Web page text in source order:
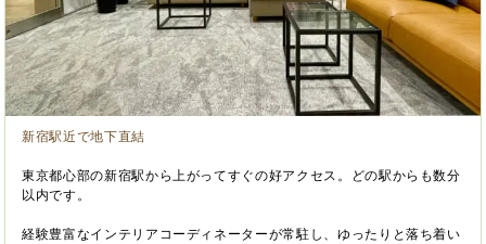
新宿駅近で地下直結
東京都心部の新宿駅から上がってすぐの好アクセス。どの駅からも数分
以内です。
経験豊富なインテリアコーディネーターが常駐し、ゆったりと落ち着い